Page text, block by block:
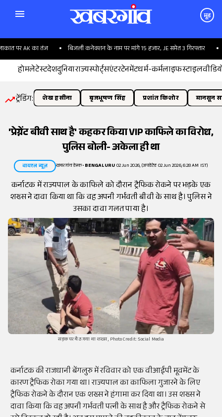
मूड
पर AK का तंज बिजली कनेक्शन के नाम पर मांगे 15 हजार, JE समेत 3 गिरफ्तार
होमलेटेस्टदेशदुनियाराज्यस्पोर्ट्सएंटरटेनमेंटधर्म-कर्मलाइफस्टाइल
ट्रेंडिंग: शेख हसीना बृजभूषण सिंह प्रशांत किशोर मानसून
'प्रेग्नेंट बीवी साथ है' कहकर किया VIP काफिले का विरोध,
पुलिस बोली- अकेला ही था
वायरल न्यूज़ खबरगांव डेस्क•BENGALURU02 Jun 2026, (अपडेटेड 02 Jun 2026, 6:28 AM IST)
कर्नाटक में राज्यपाल के काफिले को दौरान ट्रैफिक रोकने पर भड़के एक
शख्स ने दावा किया था कि वह अपनी गर्भवती बीवी के साथ है। पुलिस ने
उसका दावा गलत पाया है।
सड़क पर बैठ गया था शख्स, Photo Credit: Social Media
कर्नाटक की राजधानी बेंगलुरु में रविवार को एक वीआईपी मूवमेंट के
कारण ट्रैफिक रोका गया था। राज्यपाल का काफिला गुजारने के लिए
ट्रैफिक रोकने के दौरान एक शख्स ने हंगामा कर दिया था। उस शख्स ने
दावा किया कि वह अपनी गर्भवती पत्नी के साथ है और ट्रैफिक रोकने से